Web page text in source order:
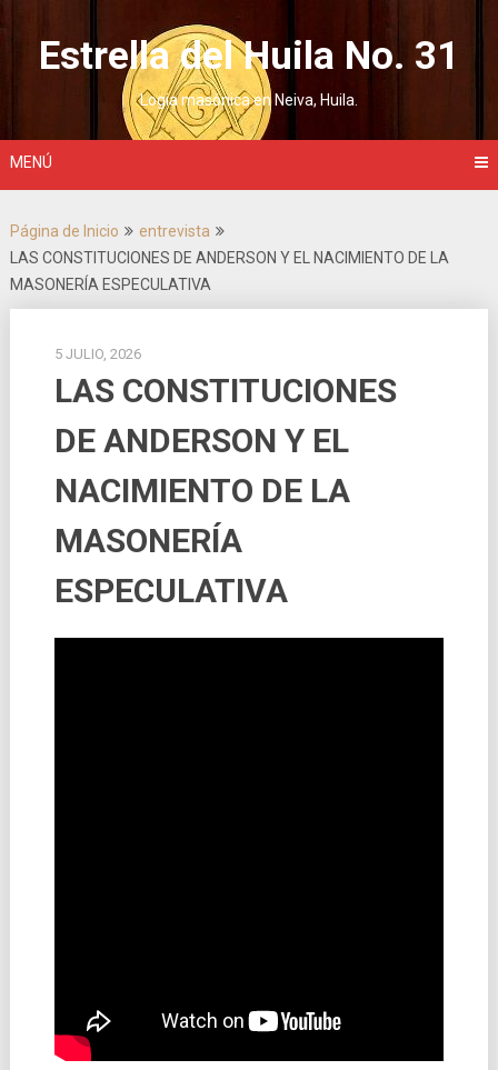
contenidoEstrella del Huila No. 31
Logia masónica en Neiva, Huila.
MENÚ
Página de Inicio
entrevista
LAS CONSTITUCIONES DE ANDERSON Y EL NACIMIENTO DE LA
MASONERÍA ESPECULATIVA
5 JULIO, 2026
LAS CONSTITUCIONES
DE ANDERSON Y EL
NACIMIENTO DE LA
MASONERÍA
ESPECULATIVA